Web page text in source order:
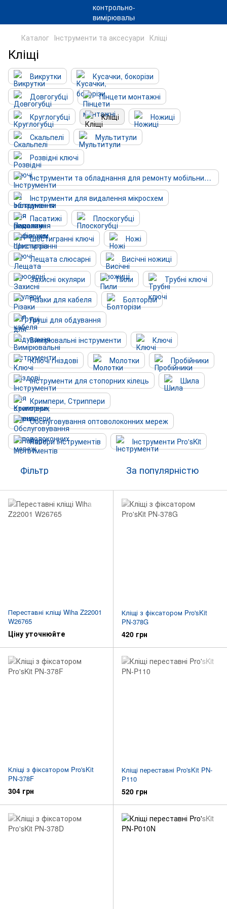
Каталог Інструменти та аксесуари Кліщі
Кліщі
Викрутки
Кусачки, бокорізи
Довгогубці
Пінцети монтажні
Круглогубці
Кліщі
Ножиці
Скальпелі
Мультитули
Розвідні ключі
Інструменти та обладнання для ремонту мобільних пристроїв
Інструменти для видалення мікросхем
Пасатижі
Плоскогубці
Шестигранні ключі
Ножі
Лещата слюсарні
Висічні ножиці
Захисні окуляри
Пили
Трубні ключі
Різаки для кабеля
Болторізи
Груші для обдування
Вимірювальні інструменти
Ключі
Ключі гніздові
Молотки
Пробійники
Інструменти для стопорних кілець
Шила
Кримпери, Стриппери
Обслуговування оптоволоконних мереж
Набори інструментів
Інструменти Pro'sKit
Фільтр За популярністю
Переставні кліщі Wiha Z22001
W26765
Ціну уточнюйте
Кліщі з фіксатором Pro'sKit
PN-378G
420 грн
Кліщі з фіксатором Pro'sKit
PN-378F
304 грн
Кліщі переставні Pro'sKit PN-
P110
520 грн